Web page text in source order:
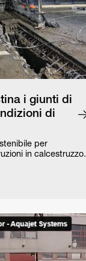
i giunti di
di
per
in calcestruzzo.